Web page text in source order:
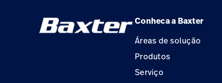
Conheca a Baxter
Áreas de solução
Produtos
Serviço